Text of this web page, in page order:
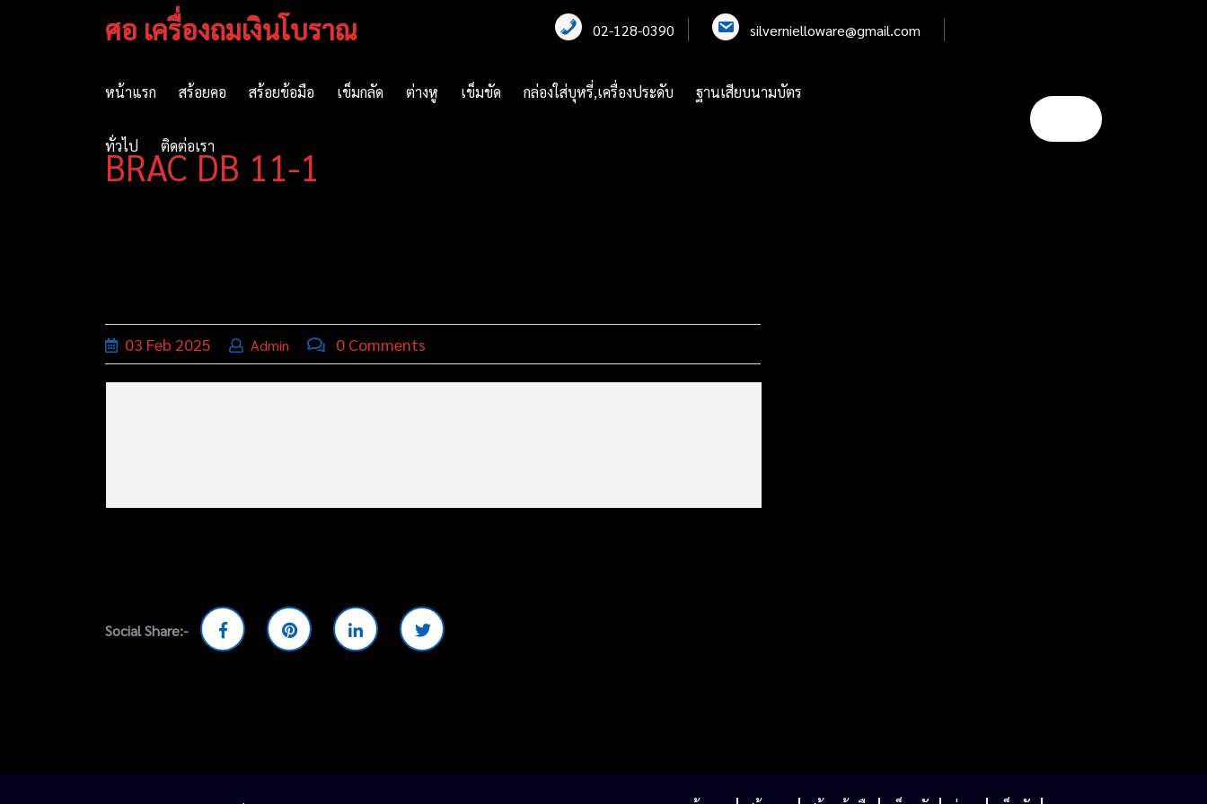
ศอ เครื่องถมเงินโบราณ 02-128-0390 silvernielloware@gmail.com
หน้าแรก สร้อยคอ สร้อยข้อมือ เข็มกลัด ต่างหู เข็มขัด กล่องใส่บุหรี่,เครื่องประดับ ฐานเสียบนามบัตร
ทั่วไป ติดต่อเรา
BRAC DB 11-1
03 Feb 2025 Admin 0 Comments
Social Share:-